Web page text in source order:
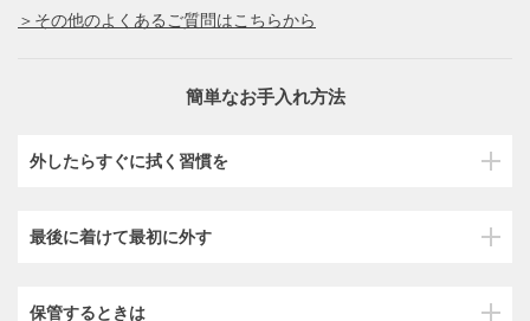
＞その他のよくあるご質問はこちらから
簡単なお手入れ方法
外したらすぐに拭く習慣を
最後に着けて最初に外す
保管するときは